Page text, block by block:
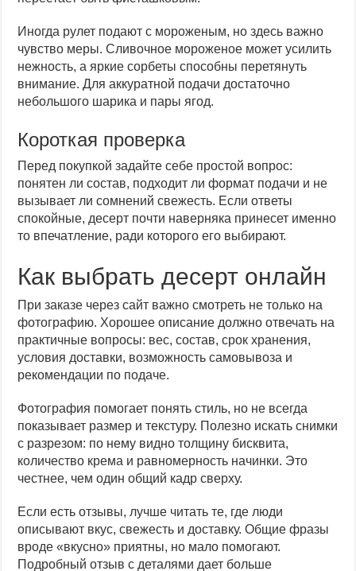
Иногда рулет подают с мороженым, но здесь важно
чувство меры. Сливочное мороженое может усилить
нежность, а яркие сорбеты способны перетянуть
внимание. Для аккуратной подачи достаточно
небольшого шарика и пары ягод.
Короткая проверка
Перед покупкой задайте себе простой вопрос:
понятен ли состав, подходит ли формат подачи и не
вызывает ли сомнений свежесть. Если ответы
спокойные, десерт почти наверняка принесет именно
то впечатление, ради которого его выбирают.
Как выбрать десерт онлайн
При заказе через сайт важно смотреть не только на
фотографию. Хорошее описание должно отвечать на
практичные вопросы: вес, состав, срок хранения,
условия доставки, возможность самовывоза и
рекомендации по подаче.
Фотография помогает понять стиль, но не всегда
показывает размер и текстуру. Полезно искать снимки
с разрезом: по нему видно толщину бисквита,
количество крема и равномерность начинки. Это
честнее, чем один общий кадр сверху.
Если есть отзывы, лучше читать те, где люди
описывают вкус, свежесть и доставку. Общие фразы
вроде «вкусно» приятны, но мало помогают.
Подробный отзыв с деталями дает больше